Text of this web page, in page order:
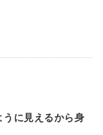
に見えるから身